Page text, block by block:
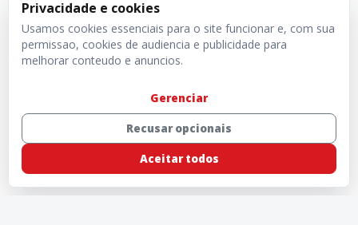
Privacidade e cookies
Usamos cookies essenciais para o site funcionar e, com sua
permissao, cookies de audiencia e publicidade para
melhorar conteudo e anuncios.
Gerenciar
Recusar opcionais
Aceitar todos